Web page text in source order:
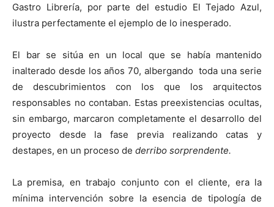
Gastro Librería, por parte del estudio El Tejado Azul,
ilustra perfectamente el ejemplo de lo inesperado.
El bar se sitúa en un local que se había mantenido
inalterado desde los años 70, albergando toda una serie
de descubrimientos con los que los arquitectos
responsables no contaban. Estas preexistencias ocultas,
sin embargo, marcaron completamente el desarrollo del
proyecto desde la fase previa realizando catas y
destapes, en un proceso de derribo sorprendente.
La premisa, en trabajo conjunto con el cliente, era la
mínima intervención sobre la esencia de tipología de